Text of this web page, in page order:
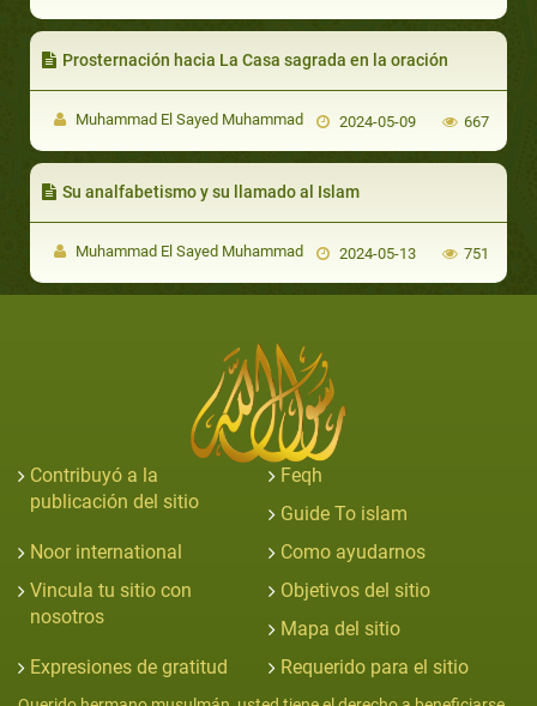
Prosternación hacia La Casa sagrada en la oración
Muhammad El Sayed Muhammad 2024-05-09 667
Su analfabetismo y su llamado al Islam
Muhammad El Sayed Muhammad 2024-05-13 751
Contribuyó a la
publicación del sitio
Feqh
Guide To islam
Noor international
Como ayudarnos
Vincula tu sitio con
nosotros
Objetivos del sitio
Mapa del sitio
Expresiones de gratitud
Requerido para el sitio